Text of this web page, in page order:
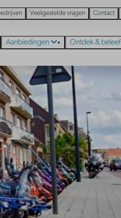
Veelgestelde vragen Contact
Aanbiedingen Ontdek & beleef